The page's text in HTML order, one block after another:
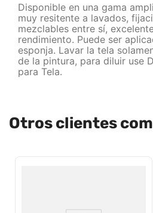
Disponible en una gama
muy resitente a lavados,
mezclables entre sí,
rendimiento. Puede ser
esponja. Lavar la tela
de la pintura, para diluir use
para Tela.
Otros clientes